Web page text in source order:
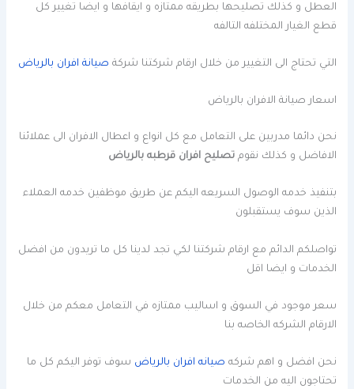
العطل و كذلك تصليحها بطريقه ممتازه و ايقافها و ايضا تغيير كل
قطع الغيار المختلفه التالفه
التي تحتاج الى التغيير من خلال ارقام شركتنا شركة صيانة افران بالرياض
اسعار صيانة الافران بالرياض
نحن دائما مدربين على التعامل مع كل انواع و اعطال الافران الى عملائنا
الافاضل و كذلك نقومتصليح افران قرطبه بالرياض
بتنفيذ خدمه الوصول السريعه اليكم عن طريق موظفين خدمه العملاء
الذين سوف يستقبلون
تواصلكم الدائم مع ارقام شركتنا لكي تجد لدينا كل ما تريدون من افضل
الخدمات و ايضا اقل
سعر موجود في السوق و اساليب ممتازه في التعامل معكم من خلال
الارقام الشركه الخاصه بنا
نحن افضل و اهم شركه صيانه افران بالرياض سوف توفر اليكم كل ما
تحتاجون اليه من الخدمات